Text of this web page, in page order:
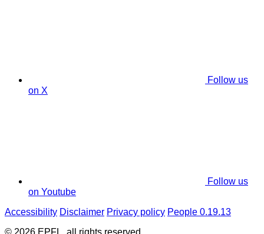
Follow us
on X
Follow us
on Youtube
Accessibility Disclaimer Privacy policy People 0.19.13